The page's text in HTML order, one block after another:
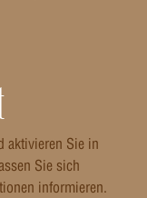
aktivieren Sie in
Sie sich
informieren.